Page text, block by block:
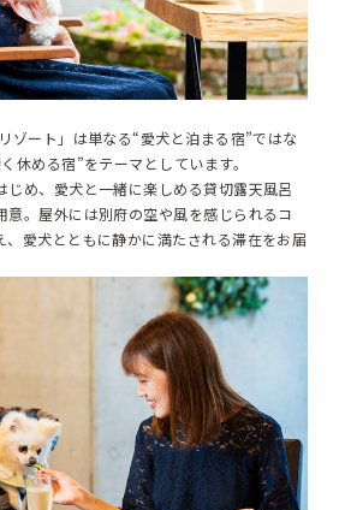
ゾート」は単なる“愛犬と泊まる宿”ではな
休める宿”をテーマとしています。
じめ、愛犬と一緒に楽しめる貸切露天風呂
意。屋外には別府の空や風を感じられるコ
、愛犬とともに静かに満たされる滞在をお届